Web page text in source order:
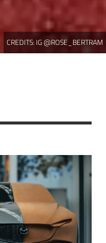
CREDITS: IG @ROSE_BERTRAM